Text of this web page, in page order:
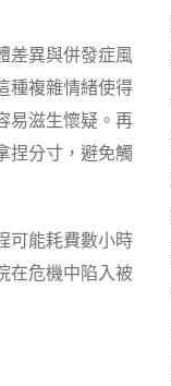
差異與併發症風
種複雜情緒使得
易滋生懷疑。再
捏分寸，避免觸
可能耗費數小時
在危機中陷入被